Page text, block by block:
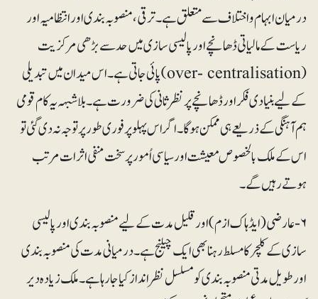
درمیان ابہام و اختلاف سے متعلق ہے۔ ترقی، منصوبہ بندی اور انتظامیہ اور
ریاست کے مالیاتی ڈھانچے اور پالیسی سازی میں حد سے بڑھی مرکزیت
(over- centralisation)پائی جاتی ہے۔ اس میدان میں تبدیلی
کے لیے بنیادی فکر اور ڈھانچے پر نظرثانی کی ضرورت ہے۔ بلاشبہہ یہ کام قومی
ہم آہنگی کے ذریعے ہی ممکن ہوگا۔ اگر اس پہلو پر فوری طور پر توجہ نہ دی گئی تو
اس کے ملک بالخصوص معیشت اور سیاسی اُمور پر سخت منفی اثرات مرتب
ہوتے رہیں گے۔
۶- عارضی (ایڈہاک ازم) اور قلیل مدت کے لیے منصوبہ بندی اور پالیسی
سازی کے کلچر کا مسلط رہنا بھی ایک چیلنج ہے۔ درمیانی مدت کی منصوبہ بندی
اور طویل مدتی منصوبہ بندی کو مسلسل نظرانداز کیا جارہا ہے۔ ملک زیادہ دیر